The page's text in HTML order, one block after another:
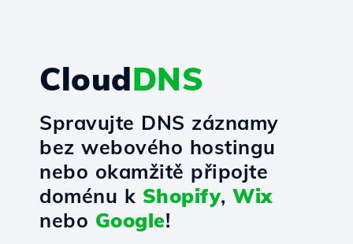
CloudDNS
Spravujte DNS záznamy
bez webového hostingu
nebo okamžitě připojte
doménu k Shopify, Wix
nebo Google!